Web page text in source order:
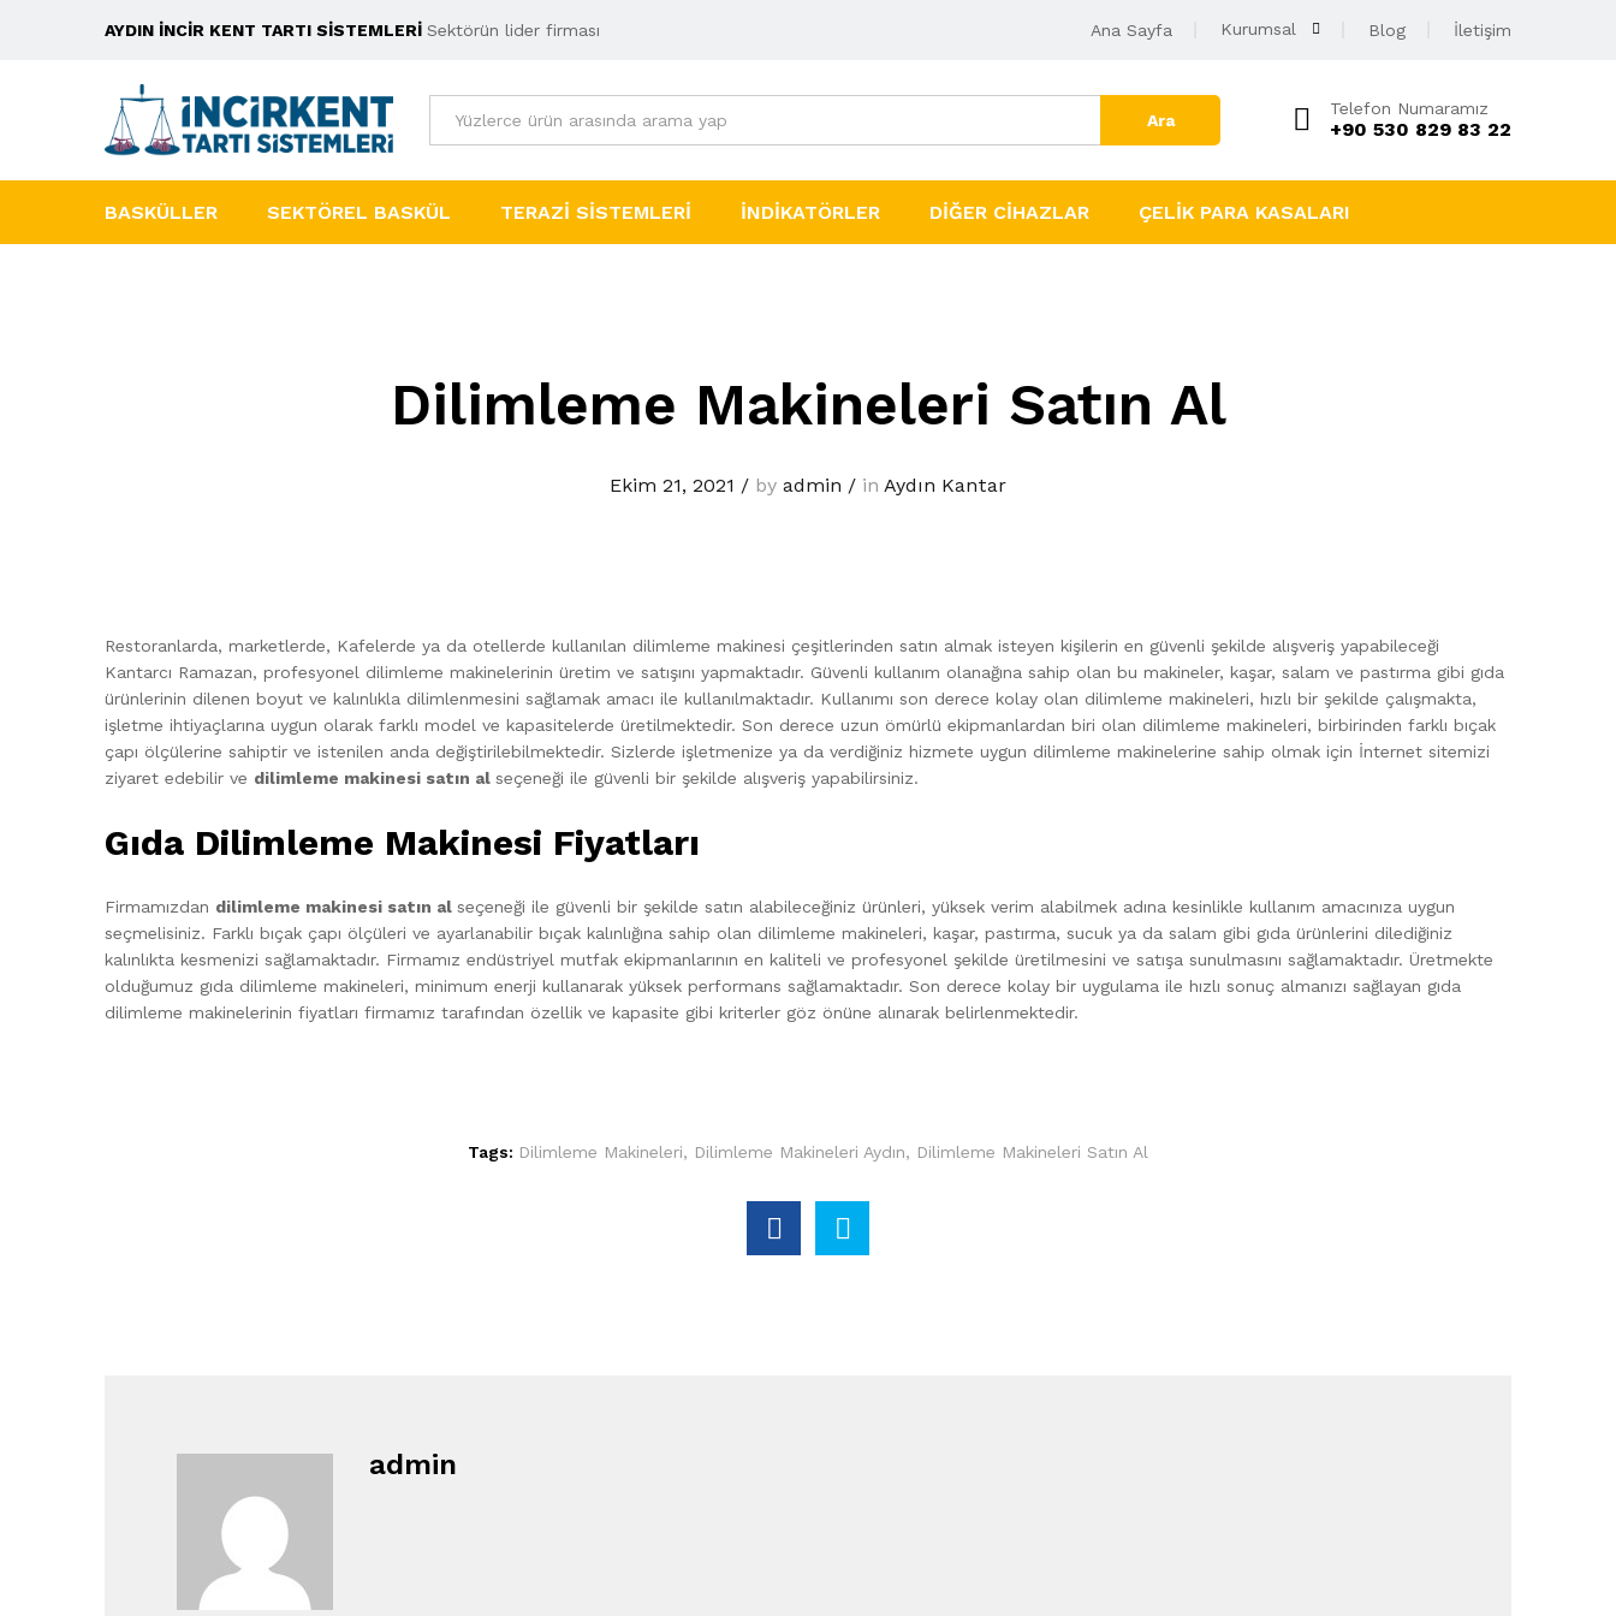
AYDIN İNCİR KENT TARTI SİSTEMLERİ Sektörün lider firması Ana Sayfa Kurumsal Blog İletişim
Tümü Ara
Telefon Numaramız
+90 530 829 83 22
BASKÜLLER SEKTÖREL BASKÜL TERAZI SISTEMLERI İNDIKATÖRLER DIĞER CIHAZLAR ÇELIK PARA KASALARI
Dilimleme Makineleri Satın Al
Ekim 21, 2021 / by admin / in Aydın Kantar
Restoranlarda, marketlerde, Kafelerde ya da otellerde kullanılan dilimleme makinesi çeşitlerinden satın almak isteyen kişilerin en güvenli şekilde alışveriş yapabileceği
Kantarcı Ramazan, profesyonel dilimleme makinelerinin üretim ve satışını yapmaktadır. Güvenli kullanım olanağına sahip olan bu makineler, kaşar, salam ve pastırma gibi gıda
ürünlerinin dilenen boyut ve kalınlıkla dilimlenmesini sağlamak amacı ile kullanılmaktadır. Kullanımı son derece kolay olan dilimleme makineleri, hızlı bir şekilde çalışmakta,
işletme ihtiyaçlarına uygun olarak farklı model ve kapasitelerde üretilmektedir. Son derece uzun ömürlü ekipmanlardan biri olan dilimleme makineleri, birbirinden farklı bıçak
çapı ölçülerine sahiptir ve istenilen anda değiştirilebilmektedir. Sizlerde işletmenize ya da verdiğiniz hizmete uygun dilimleme makinelerine sahip olmak için İnternet sitemizi
ziyaret edebilir ve dilimleme makinesi satın al seçeneği ile güvenli bir şekilde alışveriş yapabilirsiniz.
Gıda Dilimleme Makinesi Fiyatları
Firmamızdan dilimleme makinesi satın al seçeneği ile güvenli bir şekilde satın alabileceğiniz ürünleri, yüksek verim alabilmek adına kesinlikle kullanım amacınıza uygun
seçmelisiniz. Farklı bıçak çapı ölçüleri ve ayarlanabilir bıçak kalınlığına sahip olan dilimleme makineleri, kaşar, pastırma, sucuk ya da salam gibi gıda ürünlerini dilediğiniz
kalınlıkta kesmenizi sağlamaktadır. Firmamız endüstriyel mutfak ekipmanlarının en kaliteli ve profesyonel şekilde üretilmesini ve satışa sunulmasını sağlamaktadır. Üretmekte
olduğumuz gıda dilimleme makineleri, minimum enerji kullanarak yüksek performans sağlamaktadır. Son derece kolay bir uygulama ile hızlı sonuç almanızı sağlayan gıda
dilimleme makinelerinin fiyatları firmamız tarafından özellik ve kapasite gibi kriterler göz önüne alınarak belirlenmektedir.
Tags: Dilimleme Makineleri, Dilimleme Makineleri Aydın, Dilimleme Makineleri Satın Al
admin